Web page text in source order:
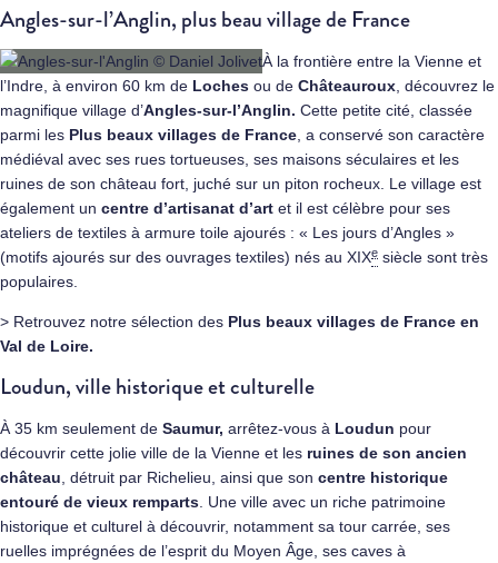
Angles-sur-l’Anglin, plus beau village de France
À la frontière entre la Vienne et
l’Indre, à environ 60 km de Loches ou de Châteauroux , découvrez le
magnifique village d’Angles-sur-l’Anglin. Cette petite cité, classée
parmi les Plus beaux villages de France , a conservé son caractère
médiéval avec ses rues tortueuses, ses maisons séculaires et les
ruines de son château fort, juché sur un piton rocheux. Le village est
également un centre d’artisanat d’art et il est célèbre pour ses
ateliers de textiles à armure toile ajourés : « Les jours d’Angles »
(motifs ajourés sur des ouvrages textiles) nés au XIXe siècle sont très
populaires.
> Retrouvez notre sélection des Plus beaux villages de France en
Val de Loire.
Loudun, ville historique et culturelle
À 35 km seulement de Saumur, arrêtez-vous à Loudun pour
découvrir cette jolie ville de la Vienne et les ruines de son ancien
château , détruit par Richelieu, ainsi que son centre historique
entouré de vieux remparts . Une ville avec un riche patrimoine
historique et culturel à découvrir, notamment sa tour carrée, ses
ruelles imprégnées de l’esprit du Moyen Âge, ses caves à